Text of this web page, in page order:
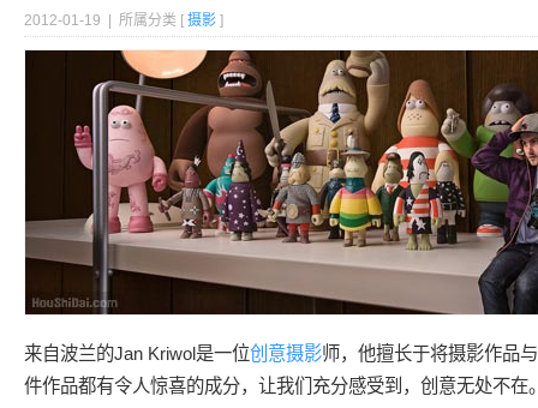
2012-01-19 | 所属分类 [ 摄影 ]
来自波兰的Jan Kriwol是一位创意摄影师，他擅长于将摄影作品与
件作品都有令人惊喜的成分，让我们充分感受到，创意无处不在